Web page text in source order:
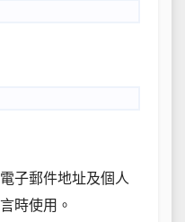
子郵件地址及個人
時使用。